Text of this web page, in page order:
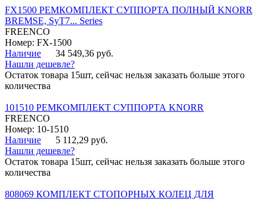
FX1500 РЕМКОМПЛЕКТ СУППОРТА ПОЛНЫЙ KNORR
BREMSE, SyT7... Series
FREENCO
Номер: FX-1500
Наличие
34 549,36 руб.
Нашли дешевле?
Остаток товара 15шт, сейчас нельзя заказать больше этого
количества
101510 РЕМКОМПЛЕКТ СУППОРТА KNORR
FREENCO
Номер: 10-1510
Наличие
5 112,29 руб.
Нашли дешевле?
Остаток товара 15шт, сейчас нельзя заказать больше этого
количества
808069 КОМПЛЕКТ СТОПОРНЫХ КОЛЕЦ ДЛЯ